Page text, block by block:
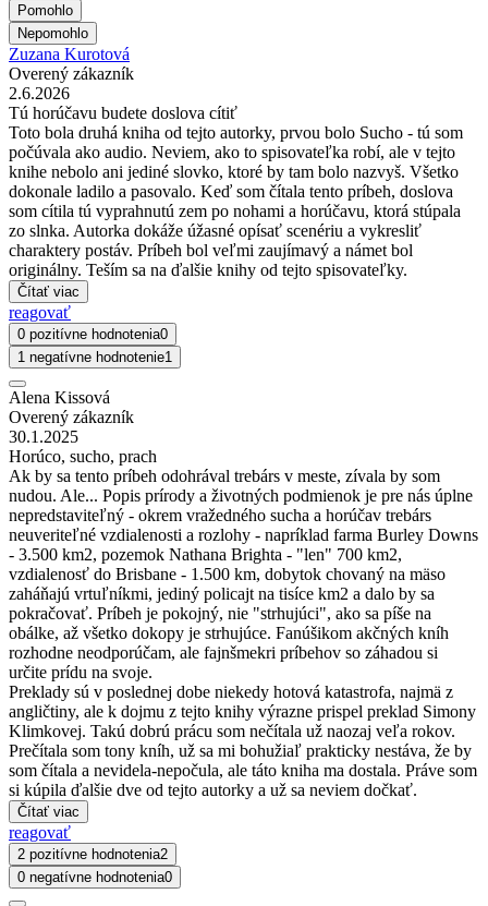
Pomohlo
Nepomohlo
Zuzana Kurotová
Overený zákazník
2.6.2026
Tú horúčavu budete doslova cítiť
Toto bola druhá kniha od tejto autorky, prvou bolo Sucho - tú som
počúvala ako audio. Neviem, ako to spisovateľka robí, ale v tejto
knihe nebolo ani jediné slovko, ktoré by tam bolo nazvyš. Všetko
dokonale ladilo a pasovalo. Keď som čítala tento príbeh, doslova
som cítila tú vyprahnutú zem po nohami a horúčavu, ktorá stúpala
zo slnka. Autorka dokáže úžasné opísať scenériu a vykresliť
charaktery postáv. Príbeh bol veľmi zaujímavý a námet bol
originálny. Teším sa na ďalšie knihy od tejto spisovateľky.
Čítať viac
reagovať
0 pozitívne hodnotenia0
1 negatívne hodnotenie1
Alena Kissová
Overený zákazník
30.1.2025
Horúco, sucho, prach
Ak by sa tento príbeh odohrával trebárs v meste, zívala by som
nudou. Ale... Popis prírody a životných podmienok je pre nás úplne
nepredstaviteľný - okrem vražedného sucha a horúčav trebárs
neuveriteľné vzdialenosti a rozlohy - napríklad farma Burley Downs
- 3.500 km2, pozemok Nathana Brighta - "len" 700 km2,
vzdialenosť do Brisbane - 1.500 km, dobytok chovaný na mäso
zaháňajú vrtuľníkmi, jediný policajt na tisíce km2 a dalo by sa
pokračovať. Príbeh je pokojný, nie "strhujúci", ako sa píše na
obálke, až všetko dokopy je strhujúce. Fanúšikom akčných kníh
rozhodne neodporúčam, ale fajnšmekri príbehov so záhadou si
určite prídu na svoje.
Preklady sú v poslednej dobe niekedy hotová katastrofa, najmä z
angličtiny, ale k dojmu z tejto knihy výrazne prispel preklad Simony
Klimkovej. Takú dobrú prácu som nečítala už naozaj veľa rokov.
Prečítala som tony kníh, už sa mi bohužiaľ prakticky nestáva, že by
som čítala a nevidela-nepočula, ale táto kniha ma dostala. Práve som
si kúpila ďalšie dve od tejto autorky a už sa neviem dočkať.
Čítať viac
reagovať
2 pozitívne hodnotenia2
0 negatívne hodnotenia0